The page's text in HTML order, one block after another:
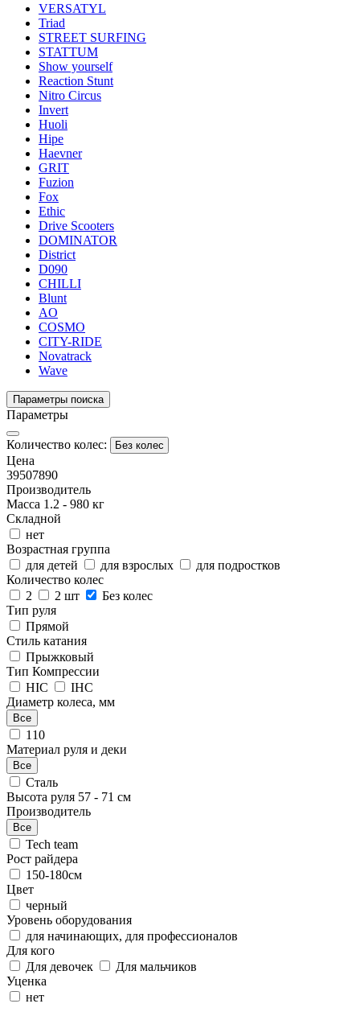
VERSATYL
Triad
STREET SURFING
STATTUM
Show yourself
Reaction Stunt
Nitro Circus
Invert
Huoli
Hipe
Haevner
GRIT
Fuzion
Fox
Ethic
Drive Scooters
DOMINATOR
District
D090
CHILLI
Blunt
AO
COSMO
CITY-RIDE
Novatrack
Wave
Параметры поиска
Параметры
Количество колес: Без колес
Цена
39507890
Производитель
Масса 1.2 - 980 кг
Складной
нет
Возрастная группа
для детей
для взрослых
для подростков
Количество колес
2
2 шт
Без колес
Тип руля
Прямой
Стиль катания
Прыжковый
Тип Компрессии
HIC
IHC
Диаметр колеса, мм
Все
110
Материал руля и деки
Все
Сталь
Высота руля 57 - 71 см
Производитель
Все
Tech team
Рост райдера
150-180см
Цвет
черный
Уровень оборудования
для начинающих, для профессионалов
Для кого
Для девочек
Для мальчиков
Уценка
нет